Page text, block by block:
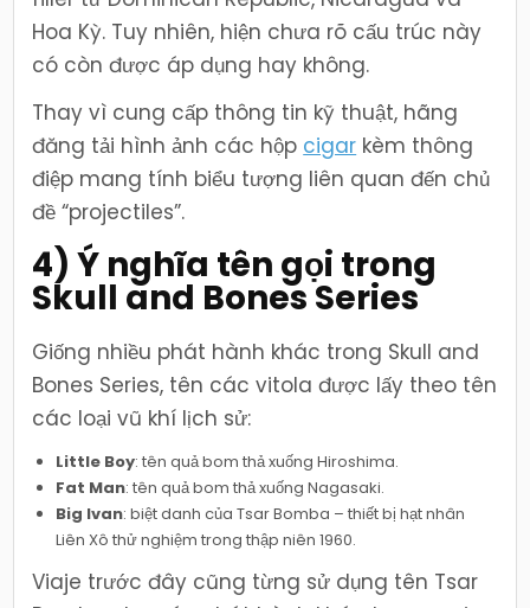
Hoa Kỳ. Tuy nhiên, hiện chưa rõ cấu trúc này
có còn được áp dụng hay không.
Thay vì cung cấp thông tin kỹ thuật, hãng
đăng tải hình ảnh các hộp cigar kèm thông
điệp mang tính biểu tượng liên quan đến chủ
đề “projectiles”.
4) Ý nghĩa tên gọi trong
Skull and Bones Series
Giống nhiều phát hành khác trong Skull and
Bones Series, tên các vitola được lấy theo tên
các loại vũ khí lịch sử:
Little Boy: tên quả bom thả xuống Hiroshima.
Fat Man: tên quả bom thả xuống Nagasaki.
Big Ivan: biệt danh của Tsar Bomba – thiết bị hạt nhân
Liên Xô thử nghiệm trong thập niên 1960.
Viaje trước đây cũng từng sử dụng tên Tsar